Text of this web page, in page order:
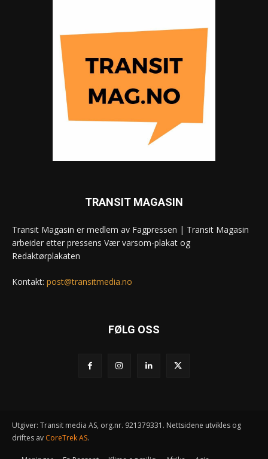
TRANSIT MAGASIN
Transit Magasin er medlem av Fagpressen | Transit Magasin
arbeider etter pressens Vær varsom-plakat og
Redaktørplakaten
Kontakt: post@transitmedia.no
FØLG OSS
Utgiver: Transit media AS, org.nr. 921379331. Nettsidene utvikles og
driftes av CoreTrek AS.